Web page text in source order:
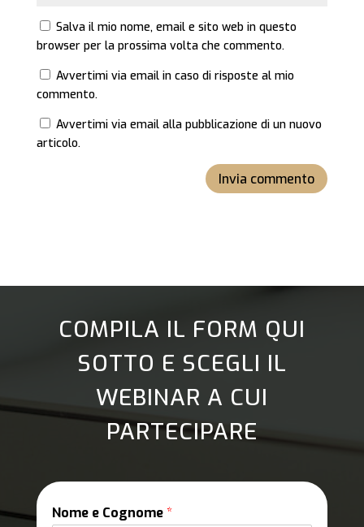
Salva il mio nome, email e sito web in questo
browser per la prossima volta che commento.
Avvertimi via email in caso di risposte al mio
commento.
Avvertimi via email alla pubblicazione di un nuovo
articolo.
Invia commento
COMPILA IL FORM QUI
SOTTO E SCEGLI IL
WEBINAR A CUI
PARTECIPARE
Nome e Cognome*